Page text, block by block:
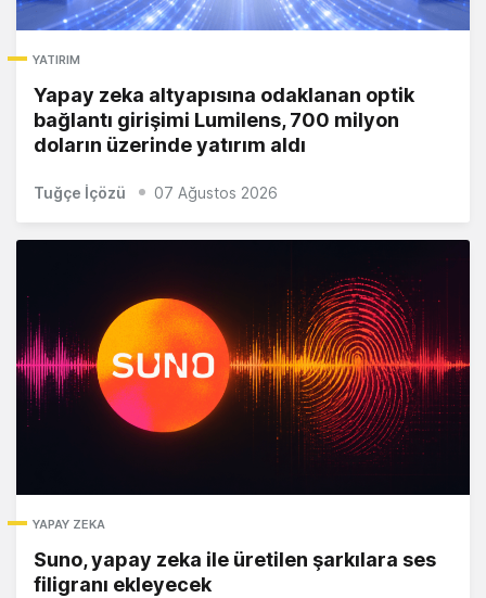
YATIRIM
Yapay zeka altyapısına odaklanan optik
bağlantı girişimi Lumilens, 700 milyon
doların üzerinde yatırım aldı
Tuğçe İçözü 07 Ağustos 2026
YAPAY ZEKA
Suno, yapay zeka ile üretilen şarkılara ses
filigranı ekleyecek